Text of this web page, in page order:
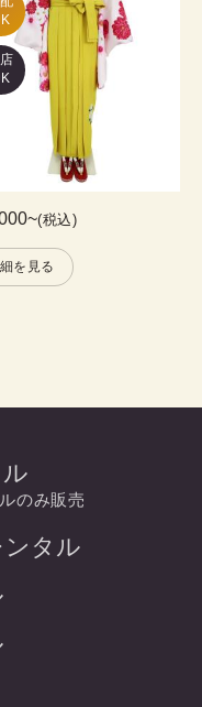
~(税込)
を見る
のみ販売
タル